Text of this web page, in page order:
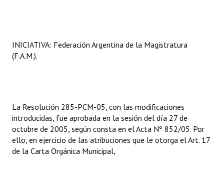
Antiguos Pobladores - Registro
Entrega de distinciones
REFORMA DE LA CARTA ORGÁNICA
INICIATIVA: Federación Argentina de la Magistratura
(F.A.M.).
La Resolución 285-PCM-05, con las modificaciones
introducidas, fue aprobada en la sesión del día 27 de
octubre de 2005, según consta en el Acta Nº 852/05. Por
ello, en ejercicio de las atribuciones que le otorga el Art. 17
de la Carta Orgánica Municipal,